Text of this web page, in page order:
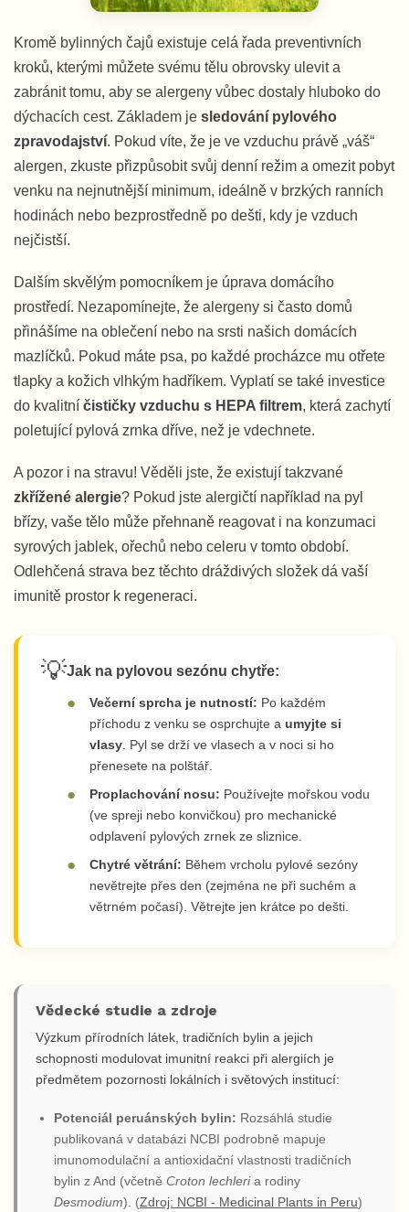
Kromě bylinných čajů existuje celá řada preventivních
kroků, kterými můžete svému tělu obrovsky ulevit a
zabránit tomu, aby se alergeny vůbec dostaly hluboko do
dýchacích cest. Základem je sledování pylového
zpravodajství. Pokud víte, že je ve vzduchu právě „váš“
alergen, zkuste přizpůsobit svůj denní režim a omezit pobyt
venku na nejnutnější minimum, ideálně v brzkých ranních
hodinách nebo bezprostředně po dešti, kdy je vzduch
nejčistší.
Dalším skvělým pomocníkem je úprava domácího
prostředí. Nezapomínejte, že alergeny si často domů
přinášíme na oblečení nebo na srsti našich domácích
mazlíčků. Pokud máte psa, po každé procházce mu otřete
tlapky a kožich vlhkým hadříkem. Vyplatí se také investice
do kvalitní čističky vzduchu s HEPA filtrem, která zachytí
poletující pylová zrnka dříve, než je vdechnete.
A pozor i na stravu! Věděli jste, že existují takzvané
zkřížené alergie? Pokud jste alergičtí například na pyl
břízy, vaše tělo může přehnaně reagovat i na konzumaci
syrových jablek, ořechů nebo celeru v tomto období.
Odlehčená strava bez těchto dráždivých složek dá vaší
imunitě prostor k regeneraci.
💡Jak na pylovou sezónu chytře:
Večerní sprcha je nutností: Po každém
příchodu z venku se osprchujte a umyjte si
vlasy. Pyl se drží ve vlasech a v noci si ho
přenesete na polštář.
Proplachování nosu: Používejte mořskou vodu
(ve spreji nebo konvičkou) pro mechanické
odplavení pylových zrnek ze sliznice.
Chytré větrání: Během vrcholu pylové sezóny
nevětrejte přes den (zejména ne při suchém a
větrném počasí). Větrejte jen krátce po dešti.
Vědecké studie a zdroje
Výzkum přírodních látek, tradičních bylin a jejich
schopnosti modulovat imunitní reakci při alergiích je
předmětem pozornosti lokálních i světových institucí:
Potenciál peruánských bylin: Rozsáhlá studie
publikovaná v databázi NCBI podrobně mapuje
imunomodulační a antioxidační vlastnosti tradičních
bylin z And (včetně Croton lechleria rodiny
Desmodium). (Zdroj: NCBI - Medicinal Plants in Peru)